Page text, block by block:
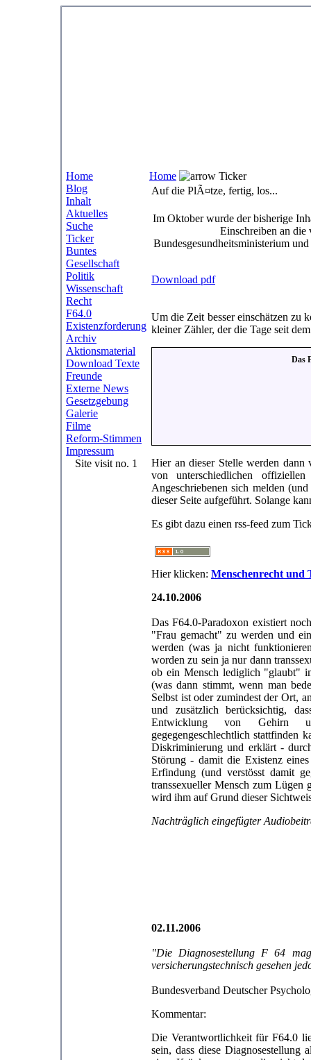
Home
Blog
Inhalt
Aktuelles
Suche
Ticker
Buntes
Gesellschaft
Politik
Wissenschaft
Recht
F64.0
Existenzforderung
Archiv
Aktionsmaterial
Download Texte
Freunde
Externe News
Gesetzgebung
Galerie
Filme
Reform-Stimmen
Impressum
Site visit no. 1
Home
Ticker
Auf die PlÃ¤tze, fertig, los...
Im Oktober wurde der bisherige
Einschreiben an die
Bundesgesundheitsministerium
Download pdf
Um die Zeit besser einschätzen zu
kleiner Zähler, der die Tage seit
Das
Hier an dieser Stelle werden dann
von unterschiedlichen
Angeschriebenen sich melden
dieser Seite aufgeführt. Solange
Es gibt dazu einen rss-feed zum
Hier klicken: Menschenrecht und
24.10.2006
DasF64.0-Paradoxon existiert
"Frau gemacht" zu werden und
werden (was ja nicht
worden zu sein ja nur dann
ob ein Mensch lediglich "glaubt"
(was dann stimmt, wenn man
Selbst ist oder zumindest der Ort,
und zusätzlich berücksichtig,
Entwicklung von Gehirn
gegegengeschlechtlich stattfinden
Diskriminierung und erklärt -
Störung - damit die Existenz
Erfindung (und verstösst damit
transsexueller Mensch zum Lügen
wird ihm auf Grund dieser
Nachträglich eingefügter
02.11.2006
"Die Diagnosestellung F 64
versicherungstechnisch gesehen
Bundesverband Deutscher
Kommentar:
Die Verantwortlichkeit für F64.0
sein, dass diese